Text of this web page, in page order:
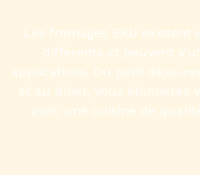
Les fromages ERU
différents et peuvent
applications. Du petit
et au dîner, vous étonnerez
avec une cuisine de